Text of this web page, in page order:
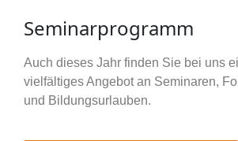
Seminarprogramm
Auch dieses Jahr finden Sie bei uns
vielfältiges Angebot an Seminaren,
und Bildungsurlauben.